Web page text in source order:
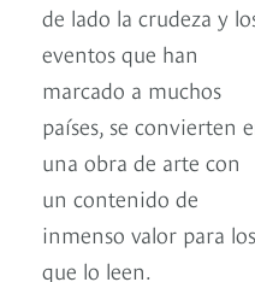
de lado la crudeza y
eventos que han
marcado a muchos
países, se convierten
una obra de arte con
un contenido de
inmenso valor para los
que lo leen.